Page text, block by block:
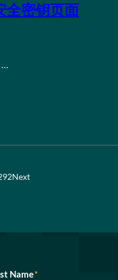
全密钥页面
…
Next
Name*